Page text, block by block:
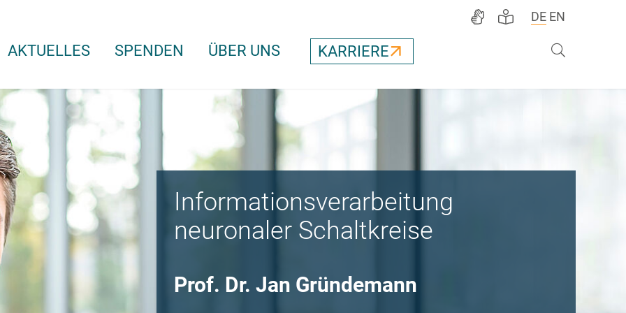
AKTUELLES SPENDEN ÜBER UNS KARRIERE
DE EN
Informationsverarbeitung
neuronaler Schaltkreise
Prof. Dr. Jan Gründemann